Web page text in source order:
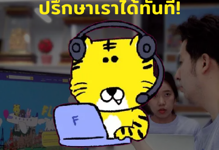
ปรึกษาเราได้ทันที!